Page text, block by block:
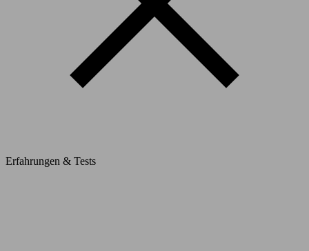
Erfahrungen & Tests